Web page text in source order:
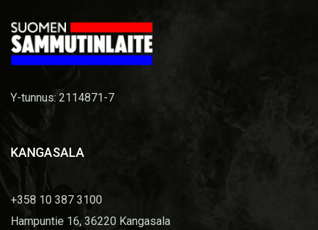
Y-tunnus: 2114871-7
KANGASALA
+358 10 387 3100
Hampuntie 16, 36220 Kangasala